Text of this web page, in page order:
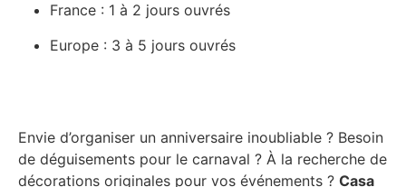
France : 1 à 2 jours ouvrés
Europe : 3 à 5 jours ouvrés
Envie d’organiser un anniversaire inoubliable ? Besoin
de déguisements pour le carnaval ? À la recherche de
décorations originales pour vos événements ? Casa